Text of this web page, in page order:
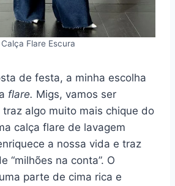
Calça Flare Escura
de festa, a minha escolha
flare. Migs, vamos ser
algo muito mais chique do
calça flare de lavagem
a nossa vida e traz
“milhões na conta”. O
parte de cima rica e